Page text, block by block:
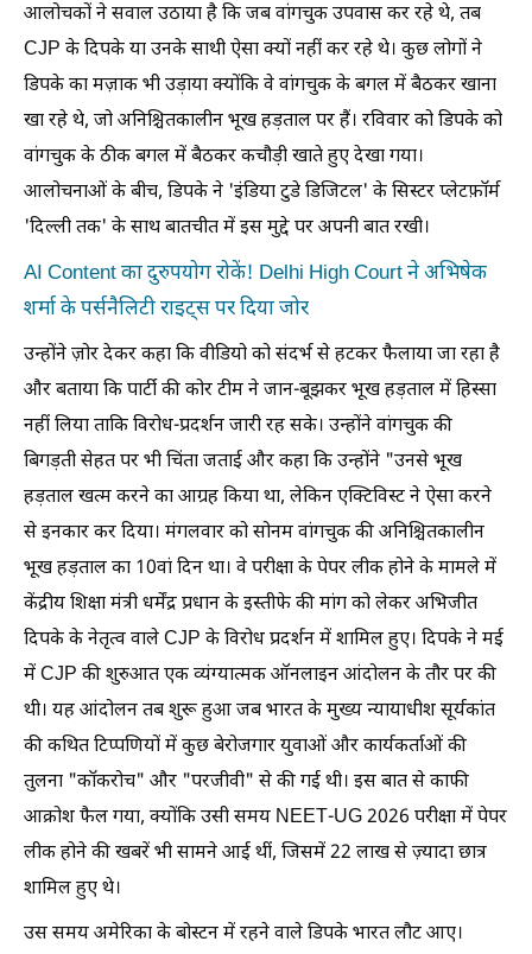
आलोचकों ने सवाल उठाया है कि जब वांगचुक उपवास कर रहे थे, तब
CJP के दिपके या उनके साथी ऐसा क्यों नहीं कर रहे थे। कुछ लोगों ने
डिपके का मज़ाक भी उड़ाया क्योंकि वे वांगचुक के बगल में बैठकर खाना
खा रहे थे, जो अनिश्चितकालीन भूख हड़ताल पर हैं। रविवार को डिपके को
वांगचुक के ठीक बगल में बैठकर कचौड़ी खाते हुए देखा गया।
आलोचनाओं के बीच, डिपके ने 'इंडिया टुडे डिजिटल' के सिस्टर प्लेटफ़ॉर्म
'दिल्ली तक' के साथ बातचीत में इस मुद्दे पर अपनी बात रखी।
AI Content का दुरुपयोग रोकें! Delhi High Court ने अभिषेक
शर्मा के पर्सनैलिटी राइट्स पर दिया जोर
उन्होंने ज़ोर देकर कहा कि वीडियो को संदर्भ से हटकर फैलाया जा रहा है
और बताया कि पार्टी की कोर टीम ने जान-बूझकर भूख हड़ताल में हिस्सा
नहीं लिया ताकि विरोध-प्रदर्शन जारी रह सके। उन्होंने वांगचुक की
बिगड़ती सेहत पर भी चिंता जताई और कहा कि उन्होंने "उनसे भूख
हड़ताल खत्म करने का आग्रह किया था, लेकिन एक्टिविस्ट ने ऐसा करने
से इनकार कर दिया। मंगलवार को सोनम वांगचुक की अनिश्चितकालीन
भूख हड़ताल का 10वां दिन था। वे परीक्षा के पेपर लीक होने के मामले में
केंद्रीय शिक्षा मंत्री धर्मेंद्र प्रधान के इस्तीफे की मांग को लेकर अभिजीत
दिपके के नेतृत्व वाले CJP के विरोध प्रदर्शन में शामिल हुए। दिपके ने मई
में CJP की शुरुआत एक व्यंग्यात्मक ऑनलाइन आंदोलन के तौर पर की
थी। यह आंदोलन तब शुरू हुआ जब भारत के मुख्य न्यायाधीश सूर्यकांत
की कथित टिप्पणियों में कुछ बेरोजगार युवाओं और कार्यकर्ताओं की
तुलना "कॉकरोच" और "परजीवी" से की गई थी। इस बात से काफी
आक्रोश फैल गया, क्योंकि उसी समय NEET-UG 2026 परीक्षा में पेपर
लीक होने की खबरें भी सामने आई थीं, जिसमें 22 लाख से ज़्यादा छात्र
शामिल हुए थे।
उस समय अमेरिका के बोस्टन में रहने वाले डिपके भारत लौट आए।